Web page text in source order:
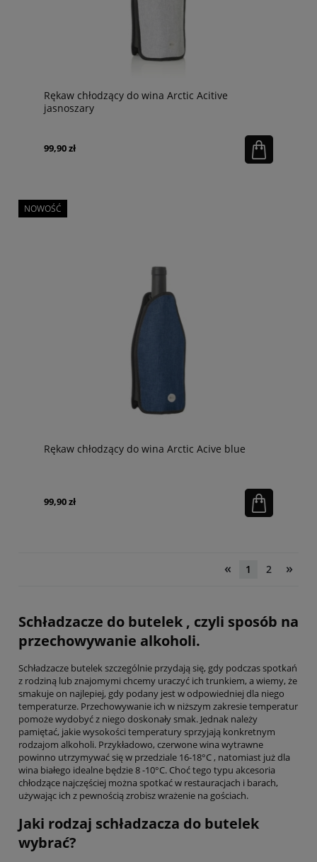
Rękaw chłodzący do wina Arctic Acitive
jasnoszary
99,90 zł
Rękaw chłodzący do wina Arctic Acive blue
99,90 zł
NOWOŚĆ
« 1 2 »
Schładzacze do butelek , czyli sposób na
przechowywanie alkoholi.
Schładzacze butelek szczególnie przydają się, gdy podczas spotkań
z rodziną lub znajomymi chcemy uraczyć ich trunkiem, a wiemy, że
smakuje on najlepiej, gdy podany jest w odpowiedniej dla niego
temperaturze. Przechowywanie ich w niższym zakresie temperatur
pomoże wydobyć z niego doskonały smak. Jednak należy
pamiętać, jakie wysokości temperatury sprzyjają konkretnym
rodzajom alkoholi. Przykładowo, czerwone wina wytrawne
powinno utrzymywać się w przedziale 16-18°C , natomiast już dla
wina białego idealne będzie 8 -10°C. Choć tego typu akcesoria
chłodzące najczęściej można spotkać w restauracjach i barach,
używając ich z pewnością zrobisz wrażenie na gościach.
Jaki rodzaj schładzacza do butelek
wybrać?